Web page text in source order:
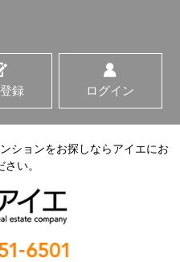
録 ログイン
ションをお探しならアイエにお
い。